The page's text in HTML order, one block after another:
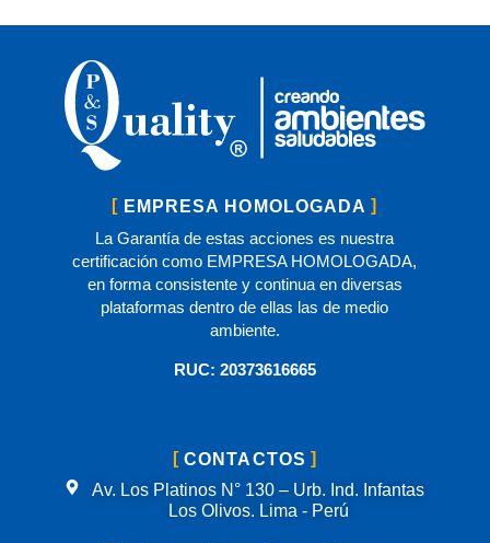
EMPRESA HOMOLOGADA
La Garantía de estas acciones es nuestra
certificación como EMPRESA HOMOLOGADA,
en forma consistente y continua en diversas
plataformas dentro de ellas las de medio
ambiente.
RUC: 20373616665
CONTACTOS
Av. Los Platinos N° 130 – Urb. Ind. Infantas
Los Olivos. Lima - Perú